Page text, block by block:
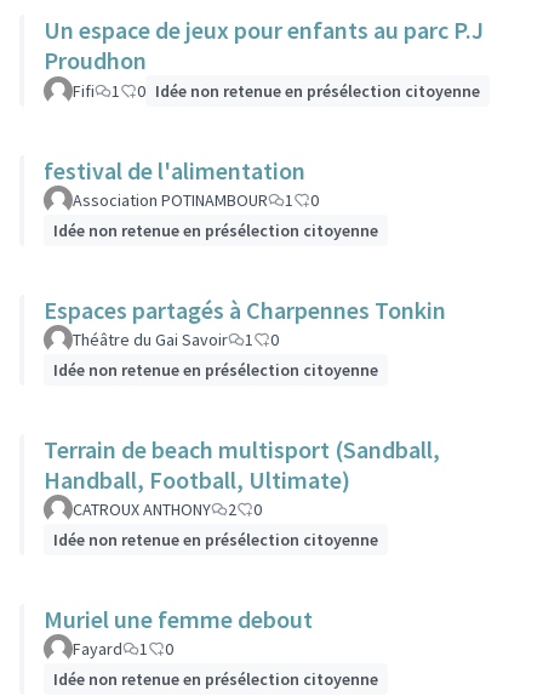
Un espace de jeux pour enfants au parc P.J
Proudhon
Fifi 1 0 Idée non retenue en présélection citoyenne
festival de l'alimentation
Association POTINAMBOUR 1
0
Idée non retenue en présélection citoyenne
Espaces partagés à Charpennes Tonkin
Théâtre du Gai Savoir 1
0
Idée non retenue en présélection citoyenne
Terrain de beach multisport (Sandball,
Handball, Football, Ultimate)
CATROUX ANTHONY 2
0
Idée non retenue en présélection citoyenne
Muriel une femme debout
Fayard 1
0
Idée non retenue en présélection citoyenne